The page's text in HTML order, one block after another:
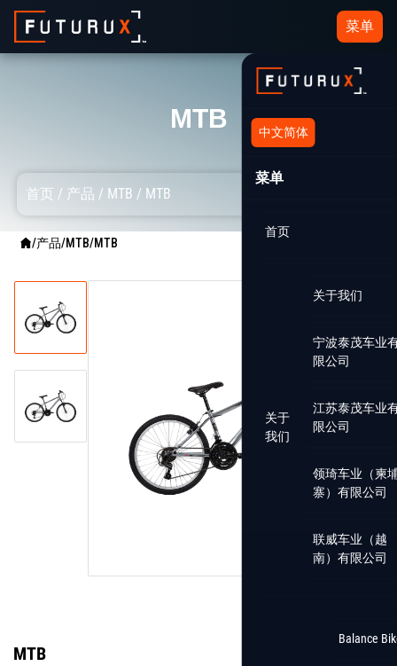
菜单
中文简体
菜单
首页
关于
我们
关于我们
宁波泰茂车业
限公司
江苏泰茂车业
限公司
领琦车业（柬
寨）有限公司
联威车业（越
南）有限公司
Balance
MTB
首页 / 产品 / MTB / MTB
/产品/MTB/MTB
MTB